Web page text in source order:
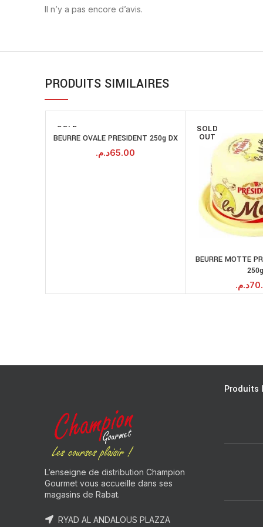
Il n’y a pas encore d’avis.
PRODUITS SIMILAIRES
SOLD
OUT
LIRE LA SUITE
BEURRE OVALE PRESIDENT 250g DX
65.00د.م.
SOLD
OUT
BEURRE MOTTE
250g
د.م.
L’enseigne de distribution Champion
Gourmet vous accueille dans ses
magasins de Rabat.
RYAD AL ANDALOUS PLAZZA
Produits